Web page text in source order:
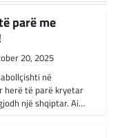
3, 2024
të shtunën
me Shtetin
të…
, RAJONI
ajrore të
shqiptarëve
për herë të
shqiptar
20, 2025
19 tetorit, në
tetë
sa ka gjithsej…